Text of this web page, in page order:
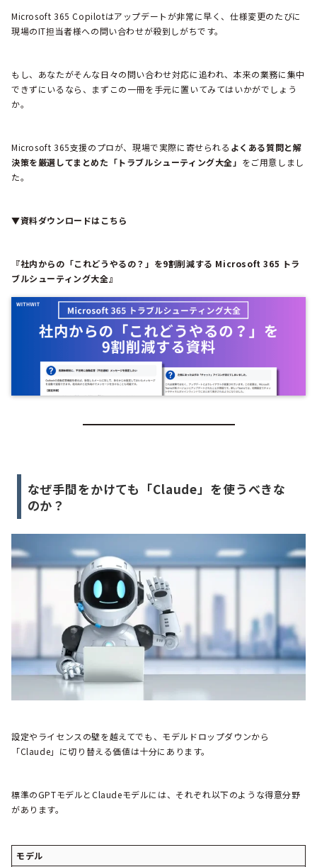
Microsoft 365 Copilotはアップデートが非常に早く、仕様変更のたびに
現場のIT担当者様への問い合わせが殺到しがちです。
もし、あなたがそんな日々の問い合わせ対応に追われ、本来の業務に集中
できずにいるなら、まずこの一冊を手元に置いてみてはいかがでしょう
か。
Microsoft 365支援のプロが、現場で実際に寄せられる よくある質問と解
決策を厳選してまとめた「トラブルシューティング大全」 をご用意しまし
た。
▼資料ダウンロードはこちら
『社内からの「これどうやるの？」を9割削減する Microsoft 365 トラ
ブルシューティング大全』
なぜ手間をかけても「Claude」を使うべきな
のか？
設定やライセンスの壁を越えてでも、モデルドロップダウンから
「Claude」に切り替える価値は十分にあります。
標準のGPTモデルとClaudeモデルには、それぞれ以下のような得意分野
があります。
モデル